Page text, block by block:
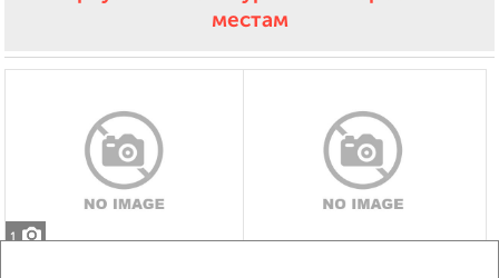
местам
1